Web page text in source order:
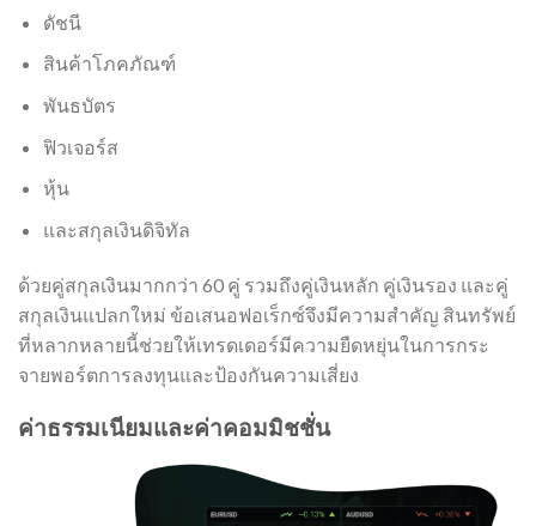
ดัชนี
สินค้าโภคภัณฑ์
พันธบัตร
ฟิวเจอร์ส
หุ้น
และสกุลเงินดิจิทัล
ด้วยคู่สกุลเงินมากกว่า 60 คู่ รวมถึงคู่เงินหลัก คู่เงินรอง และคู่
สกุลเงินแปลกใหม่ ข้อเสนอฟอเร็กซ์จึงมีความสำคัญ สินทรัพย์
ที่หลากหลายนี้ช่วยให้เทรดเดอร์มีความยืดหยุ่นในการกระ
จายพอร์ตการลงทุนและป้องกันความเสี่ยง
ค่าธรรมเนียมและค่าคอมมิชชั่น